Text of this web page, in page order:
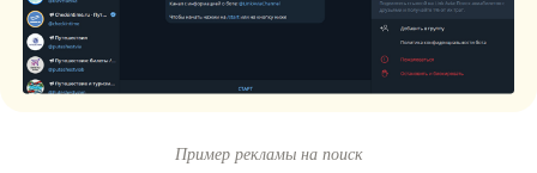
Пример рекламы на поиск